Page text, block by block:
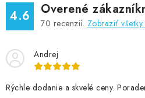
4.6 Overené
70 recenzií. Zobraziť
Andrej
Rýchle dodanie a skvelé ceny.